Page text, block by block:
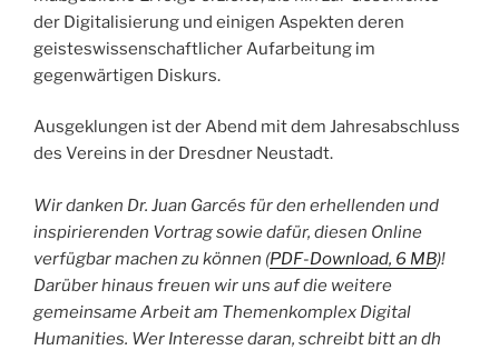
der Digitalisierung und einigen Aspekten deren
geisteswissenschaftlicher Aufarbeitung im
gegenwärtigen Diskurs.
Ausgeklungen ist der Abend mit dem Jahresabschluss
des Vereins in der Dresdner Neustadt.
Wir danken Dr. Juan Garcés für den erhellenden und
inspirierenden Vortrag sowie dafür, diesen Online
verfügbar machen zu können (PDF-Download, 6 MB)!
Darüber hinaus freuen wir uns auf die weitere
gemeinsame Arbeit am Themenkomplex Digital
Humanities. Wer Interesse daran, schreibt bitt an dh